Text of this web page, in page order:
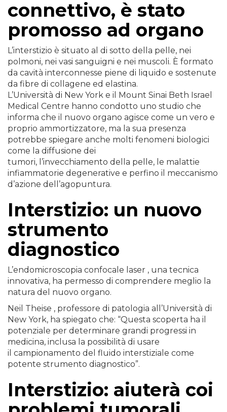
connettivo, è stato
promosso ad organo
L’interstizio è situato al di sotto della pelle, nei
polmoni, nei vasi sanguigni e nei muscoli. È formato
da cavità interconnesse piene di liquido e sostenute
da fibre di collagene ed elastina.
L’Università di New York e il Mount Sinai Beth Israel
Medical Centre hanno condotto uno studio che
informa che il nuovo organo agisce come un vero e
proprio ammortizzatore, ma la sua presenza
potrebbe spiegare anche molti fenomeni biologici
come la diffusione dei
tumori, l’invecchiamento della pelle, le malattie
infiammatorie degenerative e perfino il meccanismo
d’azione dell’agopuntura.
Interstizio: un nuovo
strumento
diagnostico
L’endomicroscopia confocale laser , una tecnica
innovativa, ha permesso di comprendere meglio la
natura del nuovo organo.
Neil Theise , professore di patologia all’Università di
New York, ha spiegato che: “Questa scoperta ha il
potenziale per determinare grandi progressi in
medicina, inclusa la possibilità di usare
il campionamento del fluido interstiziale come
potente strumento diagnostico”.
Interstizio: aiuterà coi